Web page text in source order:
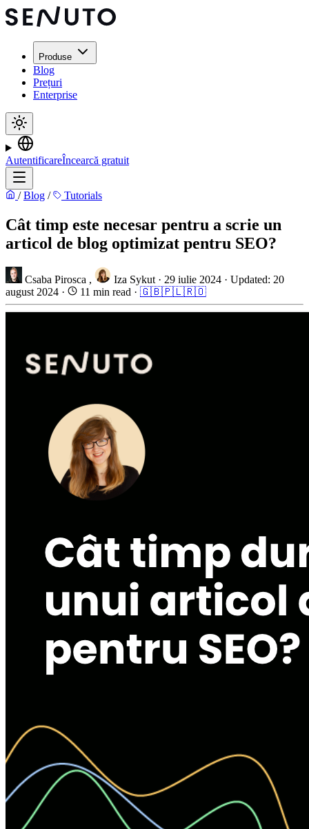
Produse
Blog
Prețuri
Enterprise
AutentificareÎncearcă gratuit
/ Blog / Tutorials
Cât timp este necesar pentru a scrie un
articol de blog optimizat pentru SEO?
Csaba Pirosca , Iza Sykut · 29 iulie 2024 · Updated: 20
august 2024 · 11 min read · 🇬🇧🇵🇱🇷🇴